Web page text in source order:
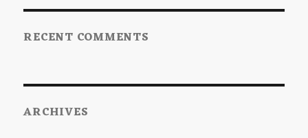
RECENT COMMENTS
ARCHIVES